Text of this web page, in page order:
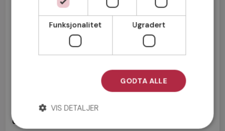
Jeg akseptererMedlemsvilkårene
Funksjonalitet Ugradert
GODTA ALLE
VIS DETALJER